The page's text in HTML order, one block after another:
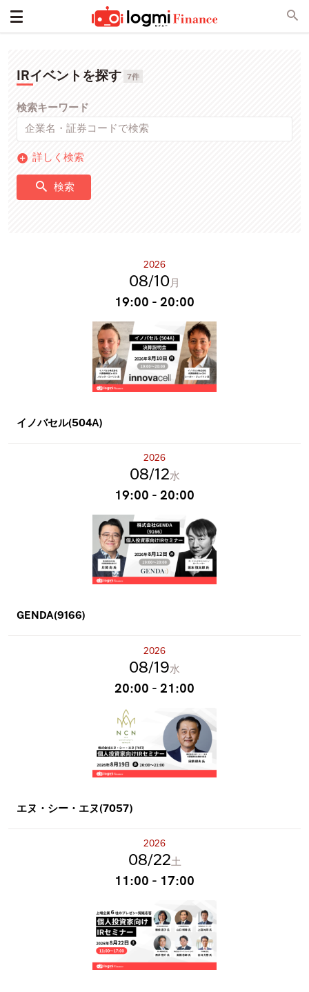
IRイベントを探す 7件
検索キーワード
詳しく検索
検索
2026
08 10月
19:00 - 20:00
イノバセル(504A)
2026
08 12水
19:00 - 20:00
GENDA(9166)
2026
08 19水
20:00 - 21:00
エヌ・シー・エヌ(7057)
2026
08 22土
11:00 - 17:00